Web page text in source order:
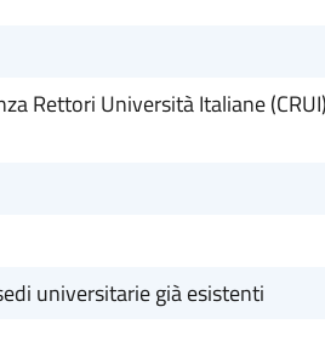
Rettori Università Italiane
universitarie già esistenti